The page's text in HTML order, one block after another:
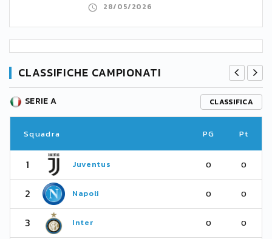
28/05/2026
CLASSIFICHE CAMPIONATI
SERIE A CLASSIFICA
Squadra PG Pt
1 Juventus 0 0
2 Napoli 0 0
3 Inter 0 0